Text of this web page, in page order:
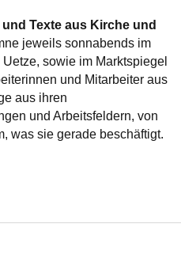
Texte aus Kirche und
jeweils sonnabends im
sowie im Marktspiegel
und Mitarbeiter aus
aus ihren
und Arbeitsfeldern, von
was sie gerade beschäftigt.